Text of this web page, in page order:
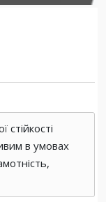
в умовах